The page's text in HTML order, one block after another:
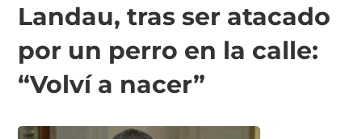
Landau, tras ser atacado
por un perro en la calle:
“Volví a nacer”